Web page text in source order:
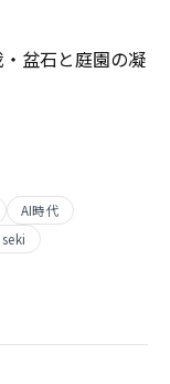
盆石と庭園の凝
AI時代